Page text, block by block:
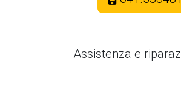
Assistenza e